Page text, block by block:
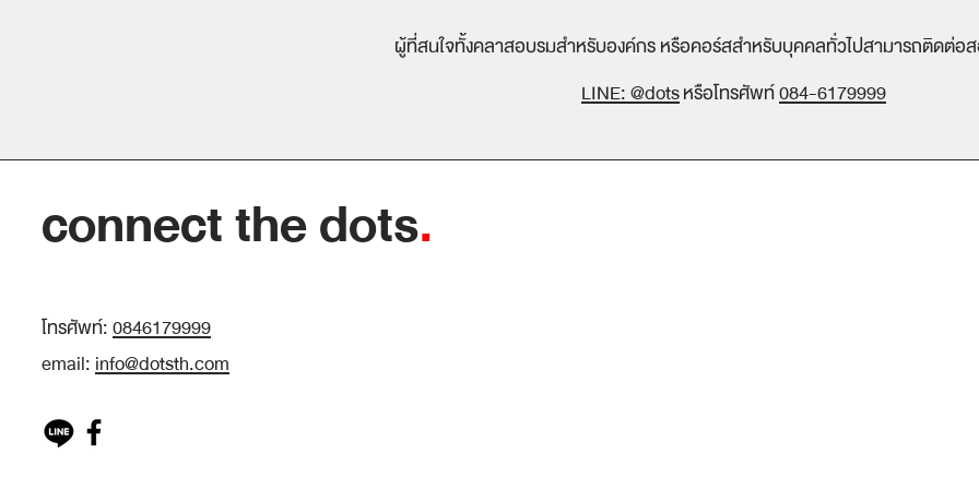
ผู้ที่สนใจทั้งคลาสอบรมสำหรับองค์กร หรือคอร์สสำหรับบุคคลทั่วไปสามารถติดต่อ
LINE: @dotsหรือโทรศัพท์084-6179999
connect the dots.
โทรศัพท์:0846179999
email:info@dotsth.com